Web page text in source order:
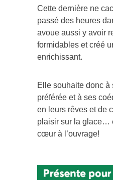
Cette dernière ne
passé des heures
avoue aussi y avoir
formidables et créé
enrichissant.
Elle souhaite donc
préférée et à ses
en leurs rêves et de
plaisir sur la glace…
cœur à l’ouvrage!